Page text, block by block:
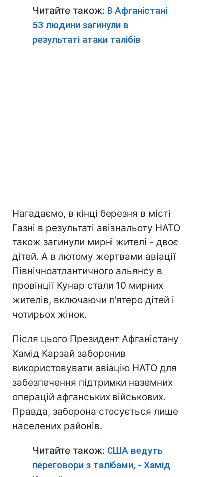
Читайте також: В Афганістані
53 людини загинули в
результаті атаки талібів
Нагадаємо, в кінці березня в місті
Газні в результаті авіанальоту НАТО
також загинули мирні жителі - двоє
дітей. А в лютому жертвами авіації
Північноатлантичного альянсу в
провінції Кунар стали 10 мирних
жителів, включаючи п'ятеро дітей і
чотирьох жінок.
Після цього Президент Афганістану
Хамід Карзай заборонив
використовувати авіацію НАТО для
забезпечення підтримки наземних
операцій афганських військових.
Правда, заборона стосується лише
населених районів.
Читайте також: США ведуть
переговори з талібами, - Хамід